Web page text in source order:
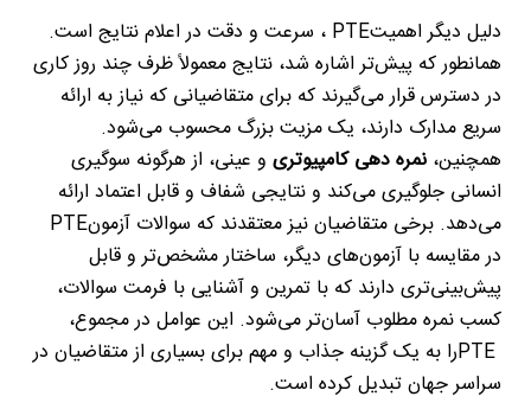
دلیل دیگر اهمیتPTE ، سرعت و دقت در اعلام نتایج است.
همانطور که پیش‌تر اشاره شد، نتایج معمولاً ظرف چند روز کاری
در دسترس قرار می‌گیرند که برای متقاضیانی که نیاز به ارائه
سریع مدارک دارند، یک مزیت بزرگ محسوب می‌شود.
همچنین، نمره دهی کامپیوتری و عینی، از هرگونه سوگیری
انسانی جلوگیری می‌کند و نتایجی شفاف و قابل اعتماد ارائه
می‌دهد. برخی متقاضیان نیز معتقدند که سوالات آزمونPTE
در مقایسه با آزمون‌های دیگر، ساختار مشخص‌تر و قابل
پیش‌بینی‌تری دارند که با تمرین و آشنایی با فرمت سوالات،
کسب نمره مطلوب آسان‌تر می‌شود. این عوامل در مجموع،
PTEرا به یک گزینه جذاب و مهم برای بسیاری از متقاضیان در
سراسر جهان تبدیل کرده است.